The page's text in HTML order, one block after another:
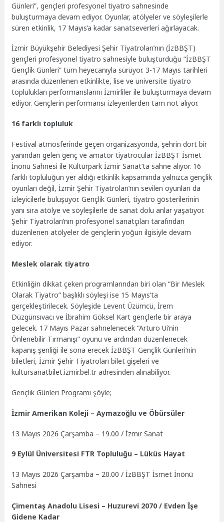
Günleri”, gençleri profesyonel tiyatro sahnesinde
buluşturmaya devam ediyor. Oyunlar, atölyeler ve söyleşilerle
süren etkinlik, 17 Mayıs’a kadar sanatseverleri ağırlayacak.
İzmir Büyükşehir Belediyesi Şehir Tiyatroları’nın (İzBBŞT)
gençleri profesyonel tiyatro sahnesiyle buluşturduğu “İzBBŞT
Gençlik Günleri” tüm heyecanıyla sürüyor. 3-17 Mayıs tarihleri
arasında düzenlenen etkinlikte, lise ve üniversite tiyatro
toplulukları performanslarını İzmirliler ile buluşturmaya devam
ediyor. Gençlerin performansı izleyenlerden tam not alıyor.
16 farklı topluluk
Festival atmosferinde geçen organizasyonda, şehrin dört bir
yanından gelen genç ve amatör tiyatrocular İzBBŞT İsmet
İnönü Sahnesi ile Kültürpark İzmir Sanat’ta sahne alıyor. 16
farklı topluluğun yer aldığı etkinlik kapsamında yalnızca gençlik
oyunları değil, İzmir Şehir Tiyatroları’nın sevilen oyunları da
izleyicilerle buluşuyor. Gençlik Günleri, tiyatro gösterilerinin
yanı sıra atölye ve söyleşilerle de sanat dolu anlar yaşatıyor.
Şehir Tiyatroları’nın profesyonel sanatçıları tarafından
düzenlenen atölyeler de gençlerin yoğun ilgisiyle devam
ediyor.
Meslek olarak tiyatro
Etkinliğin dikkat çeken programlarından biri olan “Bir Meslek
Olarak Tiyatro” başlıklı söyleşi ise 15 Mayıs’ta
gerçekleştirilecek. Söyleşide Levent Üzümcü, İrem
Düzgünsıvacı ve İbrahim Göksel Kart gençlerle bir araya
gelecek. 17 Mayıs Pazar sahnelenecek “Arturo Ui’nin
Önlenebilir Tırmanışı” oyunu ve ardından düzenlenecek
kapanış şenliği ile sona erecek İzBBŞT Gençlik Günleri’nin
biletleri, İzmir Şehir Tiyatroları bilet gişeleri ve
kultursanatbilet.izmir.bel.tr adresinden alınabiliyor.
Gençlik Günleri Programı şöyle;
İzmir Amerikan Koleji – Aymazoğlu ve Öbürsüler
13 Mayıs 2026 Çarşamba – 19.00 / İzmir Sanat
9 Eylül Üniversitesi FTR Topluluğu – Lüküs Hayat
13 Mayıs 2026 Çarşamba – 20.00 / İzBBŞT İsmet İnönü
Sahnesi
Çimentaş Anadolu Lisesi – Huzurevi 2070 / Evden İşe
Gidene Kadar